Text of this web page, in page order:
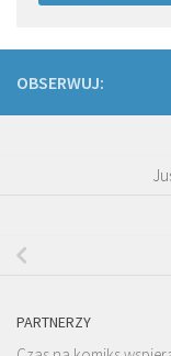
OBSERWUJ:
PARTNERZY